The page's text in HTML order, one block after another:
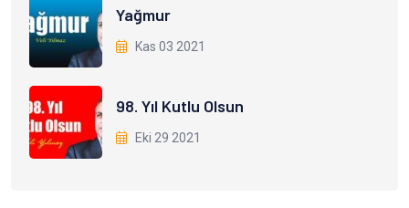
Yağmur
Kas 03 2021
98. Yıl Kutlu Olsun
Eki 29 2021